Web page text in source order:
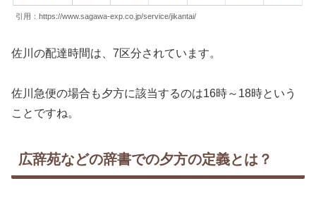
引用：https://www.sagawa-exp.co.jp/service/jikantai/
佐川の配達時間は、7区分されています。
佐川急便の場合も夕方に該当するのは16時～18時という
ことですね。
広辞苑などの辞書での夕方の定義とは？